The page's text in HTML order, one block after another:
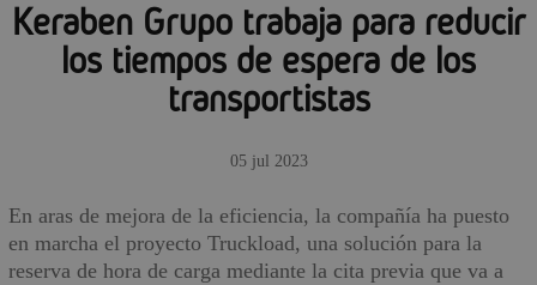
Keraben Grupo trabaja para reducir
los tiempos de espera de los
transportistas
05 jul 2023
En aras de mejora de la eficiencia, la compañía ha puesto
en marcha el proyecto Truckload, una solución para la
reserva de hora de carga mediante la cita previa que va a